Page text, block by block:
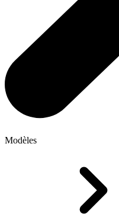
Modèles